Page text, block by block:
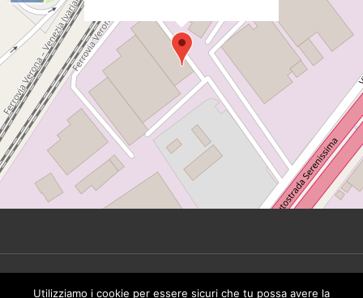
Utilizziamo i cookie per essere sicuri che tu possa avere la